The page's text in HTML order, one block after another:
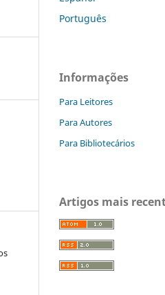
Português
Informações
Para Leitores
Para Autores
Para Bibliotecários
Artigos mais